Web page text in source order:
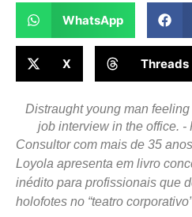
WhatsApp
X Threads
Distraught young man
job interview in the office.
Consultor com mais de 35
Loyola apresenta em livro
inédito para profissionais que
holofotes no “teatro